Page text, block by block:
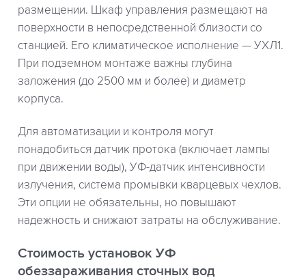
размещении. Шкаф управления размещают на
поверхности в непосредственной близости со
станцией. Его климатическое исполнение — УХЛ1.
При подземном монтаже важны глубина
заложения (до 2500 мм и более) и диаметр
корпуса.
Для автоматизации и контроля могут
понадобиться датчик протока (включает лампы
при движении воды), УФ-датчик интенсивности
излучения, система промывки кварцевых чехлов.
Эти опции не обязательны, но повышают
надежность и снижают затраты на обслуживание.
Стоимость установок УФ
обеззараживания сточных вод